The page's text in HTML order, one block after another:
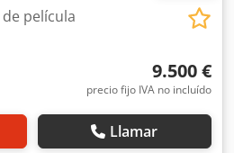
película
9.500 €
precio fijo IVA no incluído
Llamar